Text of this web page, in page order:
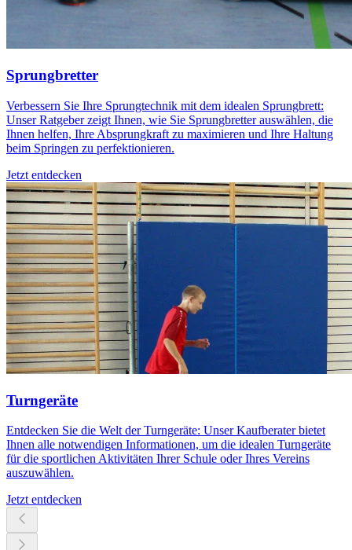
Sprungbretter
Verbessern Sie Ihre Sprungtechnik mit dem idealen Sprungbrett:
Unser Ratgeber zeigt Ihnen, wie Sie Sprungbretter auswählen, die
Ihnen helfen, Ihre Absprungkraft zu maximieren und Ihre Haltung
beim Springen zu perfektionieren.
Jetzt entdecken
Turngeräte
Entdecken Sie die Welt der Turngeräte: Unser Kaufberater bietet
Ihnen alle notwendigen Informationen, um die idealen Turngeräte
für die sportlichen Aktivitäten Ihrer Schule oder Ihres Vereins
auszuwählen.
Jetzt entdecken